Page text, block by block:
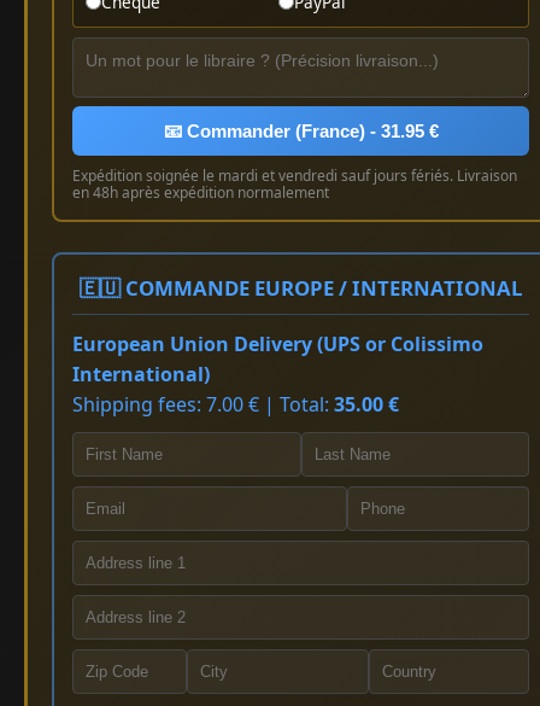
📧 Commander (France) - 31.95 €
Expédition soignée le mardi et vendredi sauf jours fériés. Livraison
en 48h après expédition normalement
🇪🇺 COMMANDE EUROPE / INTERNATIONAL
European Union Delivery (UPS or Colissimo
International)
Shipping fees: 7.00 € | Total: 35.00 €